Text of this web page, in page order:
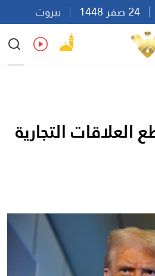
بيروت
Ar
العلاقات التجارية